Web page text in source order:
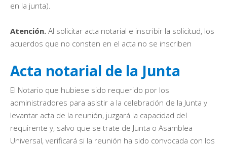
en la junta).
Atención. Al solicitar acta notarial e inscribir la solicitud, los
acuerdos que no consten en el acta no se inscriben
Acta notarial de la Junta
El Notario que hubiese sido requerido por los
administradores para asistir a la celebración de la Junta y
levantar acta de la reunión, juzgará la capacidad del
requirente y, salvo que se trate de Junta o Asamblea
Universal, verificará si la reunión ha sido convocada con los